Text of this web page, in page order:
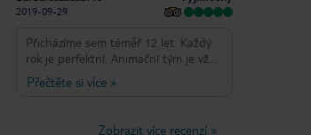
2019-09-29
Přicházíme sem téměř 12 let. Každý
rok je perfektní. Animační tým je vždy
dobrý a přátelský. Jídlo je vždy
čerstvé a dobré. Pokojová služba vždy
Přečtěte si více»
Zobrazit více recenzí»